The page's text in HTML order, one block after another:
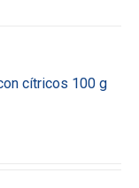
cítricos 100 g